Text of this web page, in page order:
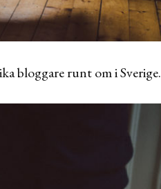
bloggare runt om i Sverige.